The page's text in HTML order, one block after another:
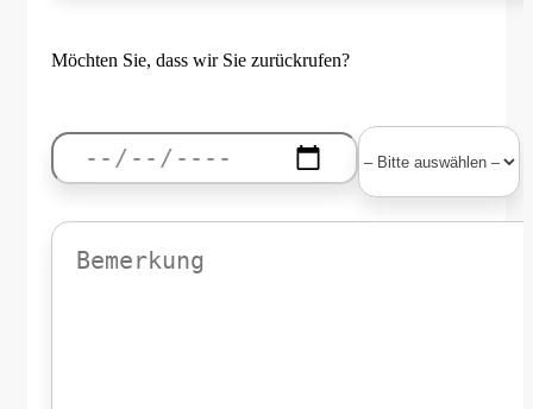
Möchten Sie, dass wir Sie zurückrufen?